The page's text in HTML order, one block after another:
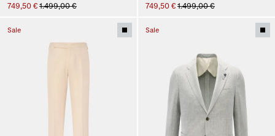
749,50 € 1.499,00 € 749,50 € 1.499,00 €
Sale Sale